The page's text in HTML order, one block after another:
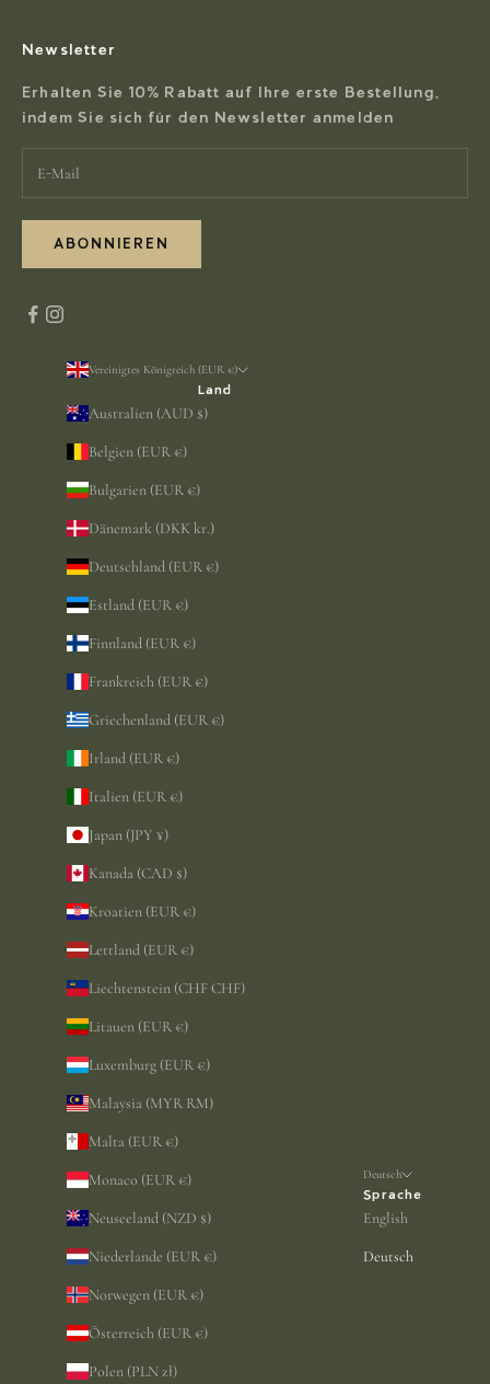
Newsletter
Erhalten Sie 10% Rabatt auf Ihre erste Bestellung,
indem Sie sich für den Newsletter anmelden
ABONNIEREN
Vereinigtes Königreich (EUR €)
Land
Australien (AUD $)
Belgien (EUR €)
Bulgarien (EUR €)
Dänemark (DKK kr.)
Deutschland (EUR €)
Estland (EUR €)
Finnland (EUR €)
Frankreich (EUR €)
Griechenland (EUR €)
Irland (EUR €)
Italien (EUR €)
Japan (JPY ¥)
Kanada (CAD $)
Kroatien (EUR €)
Lettland (EUR €)
Liechtenstein (CHF CHF)
Litauen (EUR €)
Luxemburg (EUR €)
Malaysia (MYR RM)
Malta (EUR €)
Monaco (EUR €)
Neuseeland (NZD $)
Niederlande (EUR €)
Norwegen (EUR €)
Österreich (EUR €)
Polen (PLN zł)
Deutsch
Sprache
English
Deutsch